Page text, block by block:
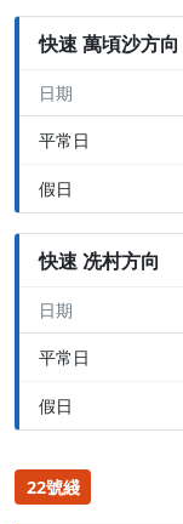
快速 萬頃沙方向
日期
平常日
假日
快速 冼村方向
日期
平常日
假日
22號綫